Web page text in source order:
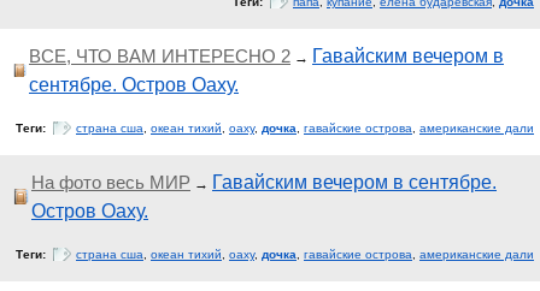
ВСЕ, ЧТО ВАМ ИНТЕРЕСНО 2 → Гавайским вечером в
сентябре. Остров Оаху.
Теги: страна сша океан тихий оаху, дочка гавайские острова американские дали
На фото весь МИР → Гавайским вечером в сентябре.
Остров Оаху.
Теги: страна сша океан тихий оаху, дочка гавайские острова американские дали